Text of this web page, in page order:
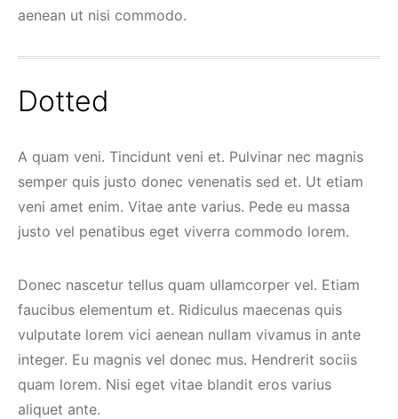
aenean ut nisi commodo.
Dotted
A quam veni. Tincidunt veni et. Pulvinar nec magnis
semper quis justo donec venenatis sed et. Ut etiam
veni amet enim. Vitae ante varius. Pede eu massa
justo vel penatibus eget viverra commodo lorem.
Donec nascetur tellus quam ullamcorper vel. Etiam
faucibus elementum et. Ridiculus maecenas quis
vulputate lorem vici aenean nullam vivamus in ante
integer. Eu magnis vel donec mus. Hendrerit sociis
quam lorem. Nisi eget vitae blandit eros varius
aliquet ante.